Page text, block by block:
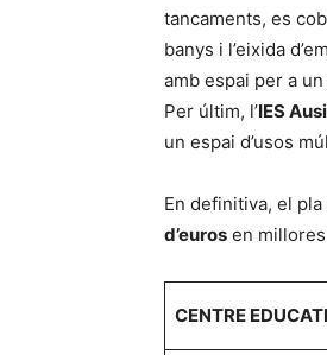
tancaments, es
banys i l’eixida
amb espai per a
Per últim, l’IES
un espai d’usos
En definitiva, el
d’euros en
CENTRE